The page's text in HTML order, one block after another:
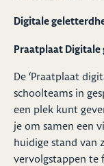
Digitale
Praatplaat
De ‘Praatplaat
schoolteams in
een plek kunt
je om samen een
huidige stand van
vervolgstappen te